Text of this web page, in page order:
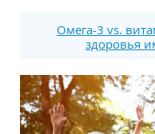
Омега-3 vs.
здоровья